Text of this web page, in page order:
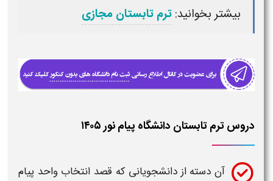
بیشتر بخوانید:ترم تابستان مجازی
دروس ترم تابستان دانشگاه پیام نور ۱۴۰۵
آن دسته از دانشجویانی که قصد انتخاب واحد پیام